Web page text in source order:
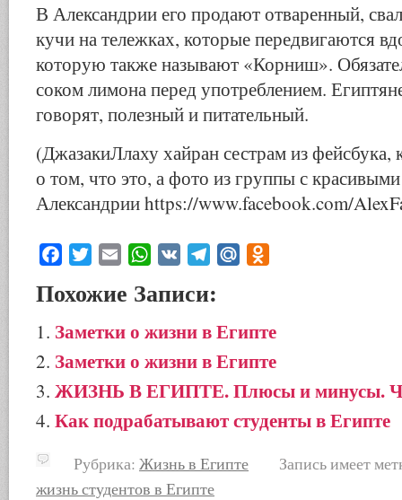
В Александрии его продают отваренный,
кучи на тележках, которые передвигаются
которую также называют «Корниш».
соком лимона перед употреблением.
говорят, полезный и питательный.
(ДжазакиЛлаху хайран сестрам из фейсбука,
о том, что это, а фото из группы с
Александрии https://www.facebook.com/
Facebook
Twitter Email WhatsApp
VK TelegramMail.Ru
Похожие Записи:
Заметки о жизни в Египте
Заметки о жизни в Египте
ЖИЗНЬ В ЕГИПТЕ. Плюсы и минусы.
Как подрабатывают студенты в Египте
Рубрика: Жизнь в Египте Запись имеет
жизнь студентов в Египте